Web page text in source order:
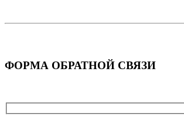
ФОРМА ОБРАТНОЙ СВЯЗИ